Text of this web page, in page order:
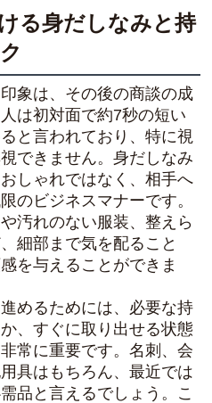
る身だしなみと持
象は、その後の商談の成
は初対面で約7秒の短い
と言われており、特に視
できません。身だしなみ
しゃれではなく、相手へ
のビジネスマナーです。
汚れのない服装、整えら
細部まで気を配ること
を与えることができま
めるためには、必要な持
、すぐに取り出せる状態
常に重要です。名刺、会
具はもちろん、最近では
品と言えるでしょう。こ